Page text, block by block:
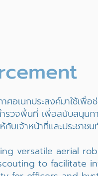
อเนกประสงค์มาใช้เพื่อ
รวจพื้นที่ เพื่อสนับสนุนก
เจ้าหน้าที่และประชาชน
versatile aerial
to facilitate